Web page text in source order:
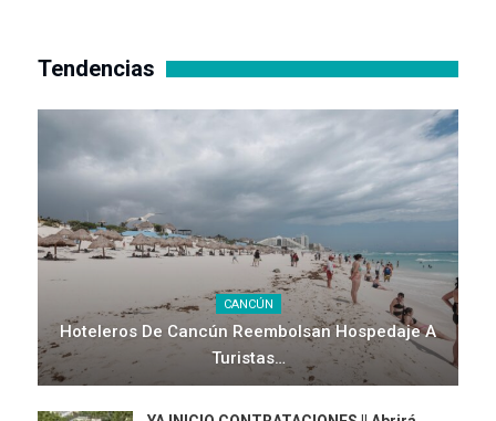
Tendencias
CANCÚN
Hoteleros De Cancún Reembolsan Hospedaje A
Turistas…